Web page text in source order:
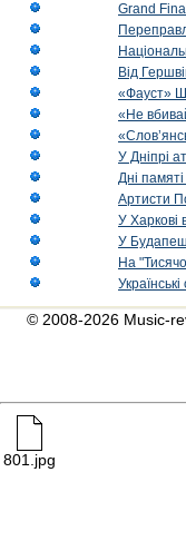
Grand
Від
«Фауст»
«Не
У Дніпрі
Дні
Артисти
У Харкові
У
На
© 2008-2026 Music-
801.jpg